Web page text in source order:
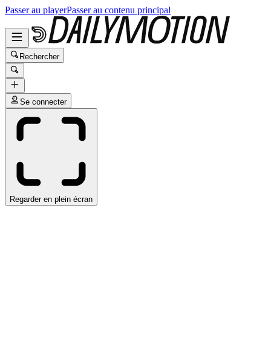
Passer au playerPasser au contenu principal
Rechercher
Se connecter
Regarder en plein écran